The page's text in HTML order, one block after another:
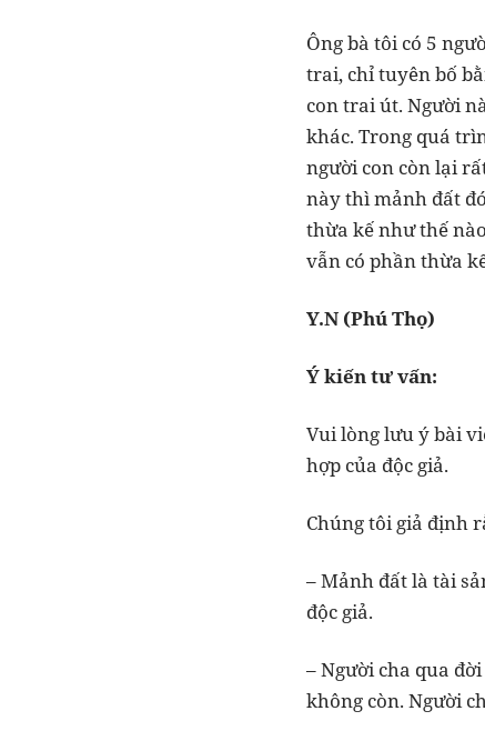
Ông bà tôi có 5
trai, chỉ tuyên bố
con trai út. Người
khác. Trong quá
người con còn lại
này thì mảnh đất
thừa kế như thế
vẫn có phần thừa
Y.N (Phú Thọ)
Ý kiến tư vấn:
Vui lòng lưu ý bài
hợp của độc giả.
Chúng tôi giả định
– Mảnh đất là tài
độc giả.
– Người cha qua
không còn. Người